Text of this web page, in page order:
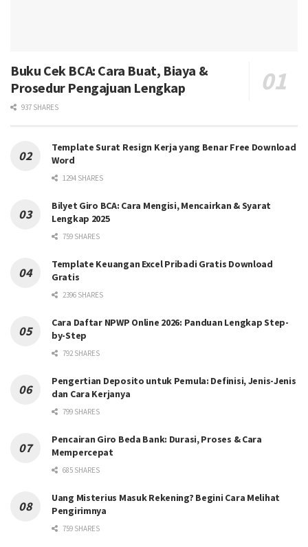
Buku Cek BCA: Cara Buat, Biaya &
Prosedur Pengajuan Lengkap
937 SHARES
Template Surat Resign Kerja yang Benar Free Download
Word
1294 SHARES
Bilyet Giro BCA: Cara Mengisi, Mencairkan & Syarat
Lengkap 2025
759 SHARES
Template Keuangan Excel Pribadi Gratis Download
Gratis
2396 SHARES
Cara Daftar NPWP Online 2026: Panduan Lengkap Step-
by-Step
792 SHARES
Pengertian Deposito untuk Pemula: Definisi, Jenis-Jenis
dan Cara Kerjanya
799 SHARES
Pencairan Giro Beda Bank: Durasi, Proses & Cara
Mempercepat
685 SHARES
Uang Misterius Masuk Rekening? Begini Cara Melihat
Pengirimnya
759 SHARES